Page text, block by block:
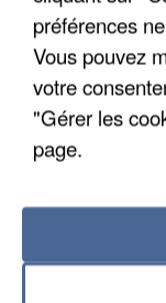
L’UN DES
MAFIA
préférences
Vous pouvez
votre
"Gérer les
page.